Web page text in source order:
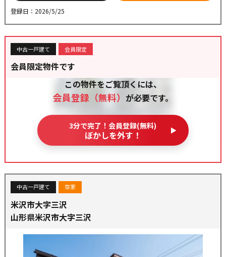
登録日：2026/5/25
中古一戸建て 会員限定
会員限定物件です
この物件をご覧頂くには、
会員登録（無料） が必要です。
3分で完了！会員登録(無料)
ぼかしを外す！
中古一戸建て 空家
米沢市大字三沢
山形県米沢市大字三沢